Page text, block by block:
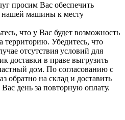
просим Вас обеспечить
нашей машины к месту
что у Вас будет возможность
территорию. Убедитесь, что
отсутствия условий для
доставки в праве выгрузить
дом. По согласованию с
обратно на склад и доставить
день за повторную оплату.